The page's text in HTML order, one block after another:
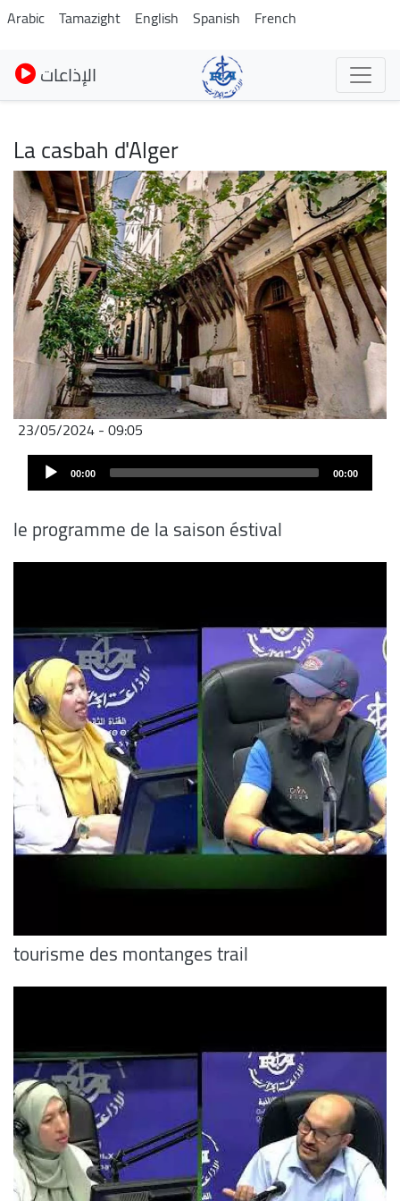
Skip
to
main
content
Arabic Tamazight English Spanish French
الإذاعات
La casbah d'Alger
Image
23/05/2024 - 09:05
Fichier
Audio
Player 00:00 00:00
le programme de la saison éstival
tourisme des montanges trail